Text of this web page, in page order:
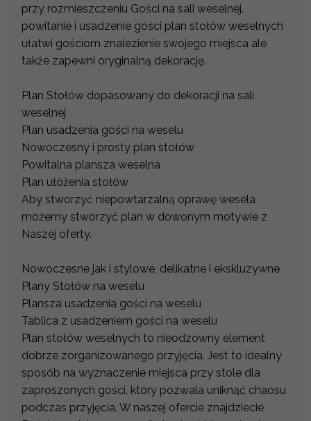
przy rozmieszczeniu Gości na sali weselnej.
powitanie i usadzenie gości plan stołów weselnych
ułatwi gościom znalezienie swojego miejsca ale
także zapewni oryginalną dekorację.
Plan Stołów dopasowany do dekoracji na sali
weselnej
Plan usadzenia gości na weselu
Nowoczesny i prosty plan stołów
Powitalna plansza weselna
Plan ułóżenia stołów
Aby stworzyć niepowtarzalną oprawę wesela
możemy stworzyć plan w dowonym motywie z
Naszej oferty.
Nowoczesne jak i stylowe, delikatne i ekskluzywne
Plany Stołów na weselu
Plansza usadzenia gości na weselu
Tablica z usadzeniem gości na weselu
Plan stołów weselnych to nieodzowny element
dobrze zorganizowanego przyjęcia. Jest to idealny
sposób na wyznaczenie miejsca przy stole dla
zaproszonych gości, który pozwala uniknąć chaosu
podczas przyjęcia. W naszej ofercie znajdziecie